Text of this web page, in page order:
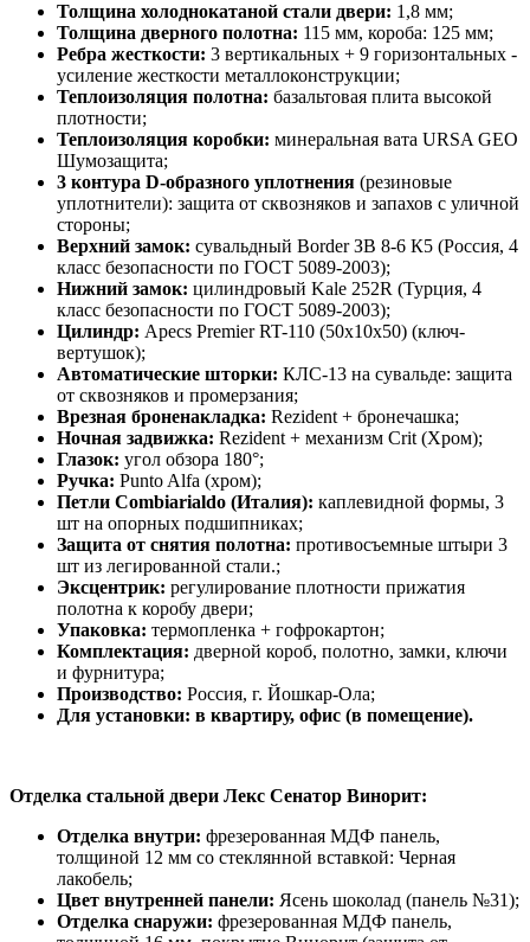
Толщина холоднокатаной стали двери: 1,8 мм;
Толщина дверного полотна: 115 мм, короба: 125 мм;
Ребра жесткости: 3 вертикальных + 9 горизонтальных -
усиление жесткости металлоконструкции;
Теплоизоляция полотна: базальтовая плита высокой
плотности;
Теплоизоляция коробки: минеральная вата URSA GEO
Шумозащита;
3 контура D-образного уплотнения (резиновые
уплотнители): защита от сквозняков и запахов с уличной
стороны;
Верхний замок: сувальдный Border ЗВ 8-6 К5 (Россия, 4
класс безопасности по ГОСТ 5089-2003);
Нижний замок: цилиндровый Kale 252R (Турция, 4
класс безопасности по ГОСТ 5089-2003);
Цилиндр: Apecs Premier RT-110 (50х10х50) (ключ-
вертушок);
Автоматические шторки: КЛС-13 на сувальде: защита
от сквозняков и промерзания;
Врезная броненакладка: Rezident + бронечашка;
Ночная задвижка: Rezident + механизм Crit (Хром);
Глазок: угол обзора 180°;
Ручка: Punto Alfa (хром);
Петли Combiarialdo (Италия): каплевидной формы, 3
шт на опорных подшипниках;
Защита от снятия полотна: противосъемные штыри 3
шт из легированной стали.;
Эксцентрик: регулирование плотности прижатия
полотна к коробу двери;
Упаковка: термопленка + гофрокартон;
Комплектация: дверной короб, полотно, замки, ключи
и фурнитура;
Производство: Россия, г. Йошкар-Ола;
Для установки: в квартиру, офис (в помещение).
Отделка стальной двери Лекс Сенатор Винорит:
Отделка внутри: фрезерованная МДФ панель,
толщиной 12 мм со стеклянной вставкой: Черная
лакобель;
Цвет внутренней панели: Ясень шоколад (панель №31);
Отделка снаружи: фрезерованная МДФ панель,